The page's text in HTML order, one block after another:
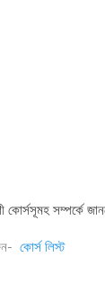
সম্পর্কে
কোর্স লিস্ট